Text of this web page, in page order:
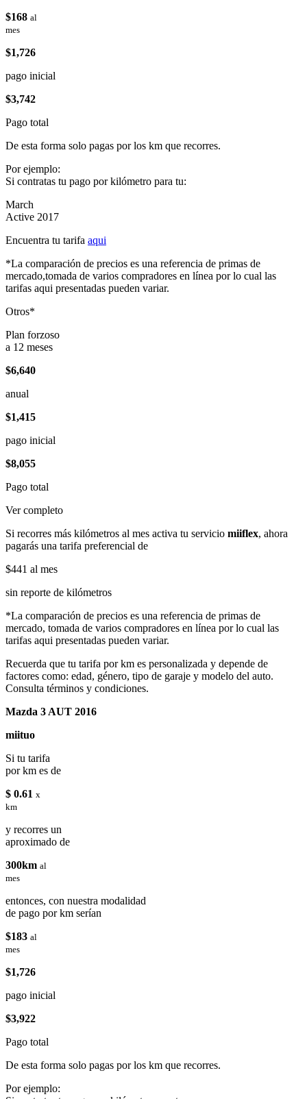
$168 al
mes
$1,726
pago inicial
$3,742
Pago total
De esta forma solo pagas por los km que recorres.
Por ejemplo:
Si contratas tu pago por kilómetro para tu:
March
Active 2017
Encuentra tu tarifa aqui
*La comparación de precios es una referencia de primas de
mercado,tomada de varios compradores en línea por lo cual las
tarifas aqui presentadas pueden variar.
Otros*
Plan forzoso
a 12 meses
$6,640
anual
$1,415
pago inicial
$8,055
Pago total
Ver completo
Si recorres más kilómetros al mes activa tu servicio miiflex, ahora
pagarás una tarifa preferencial de
$441 al mes
sin reporte de kilómetros
*La comparación de precios es una referencia de primas de
mercado, tomada de varios compradores en línea por lo cual las
tarifas aqui presentadas pueden variar.
Recuerda que tu tarifa por km es personalizada y depende de
factores como: edad, género, tipo de garaje y modelo del auto.
Consulta términos y condiciones.
Mazda 3 AUT 2016
miituo
Si tu tarifa
por km es de
$ 0.61 x
km
y recorres un
aproximado de
300km al
mes
entonces, con nuestra modalidad
de pago por km serían
$183 al
mes
$1,726
pago inicial
$3,922
Pago total
De esta forma solo pagas por los km que recorres.
Por ejemplo: